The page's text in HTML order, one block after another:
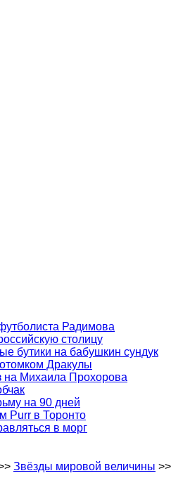
Радимова
столицу
бутики на бабушкин сундук
Дракулы
на Михаила Прохорова
на 90 дней
Purr в Торонто
в морг
Звёзды мировой величины